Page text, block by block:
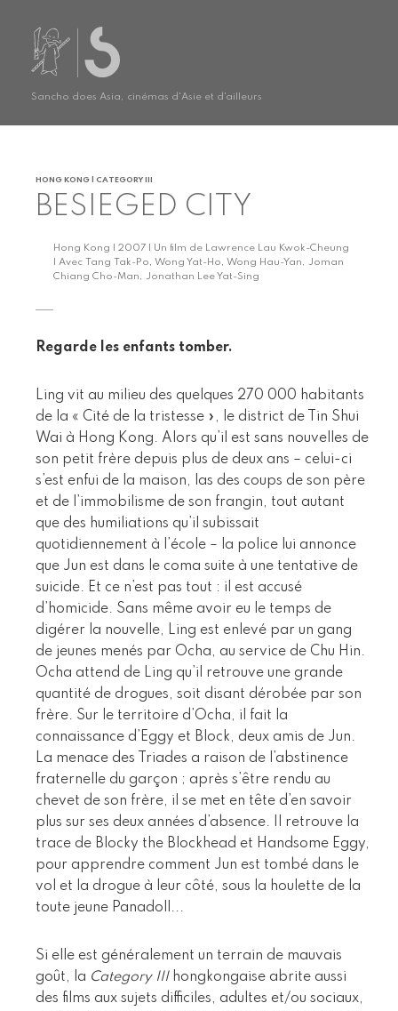
Sancho does Asia, cinémas d'Asie et d'ailleurs
HONG KONG | CATEGORY III
BESIEGED CITY
Hong Kong | 2007 | Un film de Lawrence Lau Kwok-Cheung
| Avec Tang Tak-Po, Wong Yat-Ho, Wong Hau-Yan, Joman
Chiang Cho-Man, Jonathan Lee Yat-Sing
Regarde les enfants tomber.
Ling vit au milieu des quelques 270 000 habitants
de la « Cité de la tristesse », le district de Tin Shui
Wai à Hong Kong. Alors qu’il est sans nouvelles de
son petit frère depuis plus de deux ans – celui-ci
s’est enfui de la maison, las des coups de son père
et de l’immobilisme de son frangin, tout autant
que des humiliations qu’il subissait
quotidiennement à l’école – la police lui annonce
que Jun est dans le coma suite à une tentative de
suicide. Et ce n’est pas tout : il est accusé
d’homicide. Sans même avoir eu le temps de
digérer la nouvelle, Ling est enlevé par un gang
de jeunes menés par Ocha, au service de Chu Hin.
Ocha attend de Ling qu’il retrouve une grande
quantité de drogues, soit disant dérobée par son
frère. Sur le territoire d’Ocha, il fait la
connaissance d’Eggy et Block, deux amis de Jun.
La menace des Triades a raison de l’abstinence
fraternelle du garçon ; après s’être rendu au
chevet de son frère, il se met en tête d’en savoir
plus sur ses deux années d’absence. Il retrouve la
trace de Blocky the Blockhead et Handsome Eggy,
pour apprendre comment Jun est tombé dans le
vol et la drogue à leur côté, sous la houlette de la
toute jeune Panadoll...
Si elle est généralement un terrain de mauvais
goût, la Category IIIhongkongaise abrite aussi
des films aux sujets difficiles, adultes et/ou sociaux,